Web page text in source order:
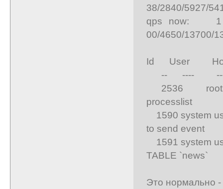
38/2840/5927/
qps now:
00/4650/13700/
Id User
-- ----
2536 root
processlist
1590
to send
1591 system
TABLE
Это нормально -